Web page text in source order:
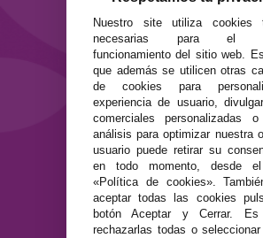
Contacto
SEGURIDAD Y
Términos y condiciones de
Política de privacidad
Política de cookies
Nuestro site utiliza cookies
necesarias para el
funcionamiento del sitio web.
que además se utilicen otras
de cookies para
experiencia de usuario,
comerciales personalizadas
análisis para optimizar nuestra
usuario puede retirar su
en todo momento, desde
«Política de cookies».
aceptar todas las cookies
botón Aceptar y Cerrar. Es
rechazarlas todas o seleccionar